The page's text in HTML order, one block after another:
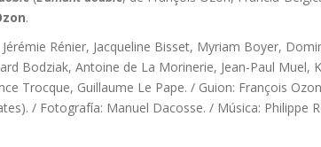
.
Rénier, Jacqueline Bisset, Myriam Boyer,
Bodziak, Antoine de La Morinerie, Jean-Paul Muel,
Trocque, Guillaume Le Pape. / Guion: François
/ Fotografía: Manuel Dacosse. / Música: Philippe